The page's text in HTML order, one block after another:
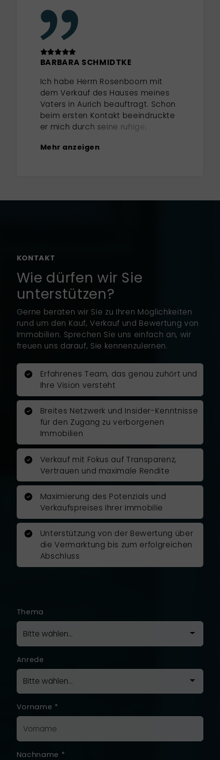
BARBARA SCHMIDTKE
Ich habe Herrn Rosenboom mit
dem Verkauf des Hauses meines
Vaters in Aurich beauftragt. Schon
beim ersten Kontakt beeindruckte
er mich durch seine ruhige,
ersten Gespräch wurde direkt
realistisch und konnte im
Abschluss auch erreicht werden.
Mit großer Professionalität führte
er sorgfältig und umsichtig den
Verkauf durch. Er erarbeite ein
überzeugendes Exposé mit Fotos
von einem professionellen
Herr Rosenboom war jederzeit für
mich erreichbar und nahm sich bei
allen großen und kleinen Fragen
Zeit, um mich zu unterstützen. Er
führte den Immobilienverkauf
zügig, zu den vereinbarten
Terminen und zu meiner vollsten
Zufriedenheit durch.
uneingeschränkt empfehlen und
möchte mich auch auf diesem
Wege noch mal ganz herzlich für
die gute und vertrauensvolle
Zusammenarbeit bedanken!
Ich war mit der Arbeit von Herrn
Mehr anzeigen
KONTAKT
Wie dürfen wir Sie
unterstützen?
Gerne beraten wir Sie zu Ihren Möglichkeiten
rund um den Kauf, Verkauf und Bewertung von
Immobilien. Sprechen Sie uns einfach an, wir
freuen uns darauf, Sie kennenzulernen.
Erfahrenes Team, das genau zuhört und
Ihre Vision versteht
Breites Netzwerk und Insider-Kenntnisse
für den Zugang zu verborgenen
Immobilien
Verkauf mit Fokus auf Transparenz,
Vertrauen und maximale Rendite
Maximierung des Potenzials und
Verkaufspreises Ihrer Immobilie
Unterstützung von der Bewertung über
die Vermarktung bis zum erfolgreichen
Abschluss
Thema
Anrede
Vorname *
Nachname *